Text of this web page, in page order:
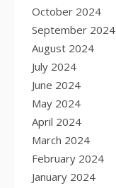
October 2024
September 2024
August 2024
July 2024
June 2024
May 2024
April 2024
March 2024
February 2024
January 2024